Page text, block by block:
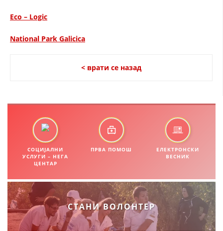
ФОРМУЛАРИ ЗА БАРАЊА
ИНФОРМАЦИИ ЗА БОЛЕСТИ
МЕНАЏМЕНТ НА ВОЛОНТЕРИ
ЗА НАС
ДЕЈСТВУВАЊЕ
Eco – Logic
National Park Galicica
< врати се назад
СОЦИЈАЛНИ
УСЛУГИ – НЕГА
ЦЕНТАР
ПРВА ПОМОШ
ЕЛЕКТРОНСКИ
ВЕСНИК
СТАНИ ВОЛОНТЕР